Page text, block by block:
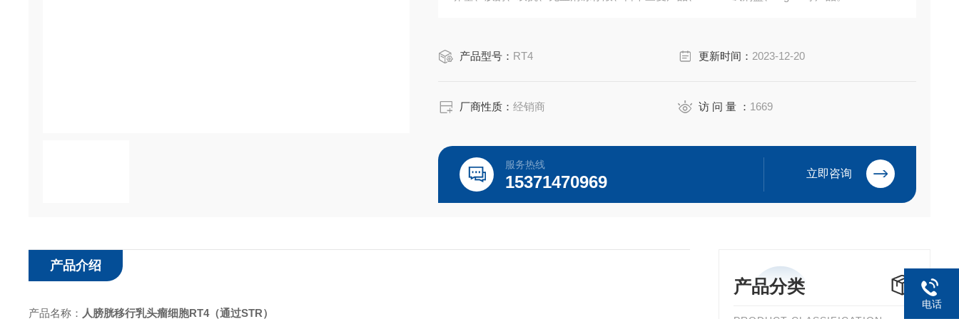
产品型号： RT4 更新时间： 2023-12-20
厂商性质：经销商 访 问 量 ： 1669
服务热线
15371470969 立即咨询
产品分类
产品介绍
产品名称： 人膀胱移行乳头瘤细胞RT4（通过STR）
电话